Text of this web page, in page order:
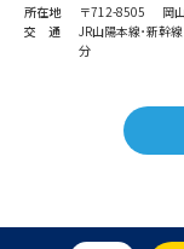
所在地
〒712-8505 岡山
交 通
JR山陽本線･新幹
分